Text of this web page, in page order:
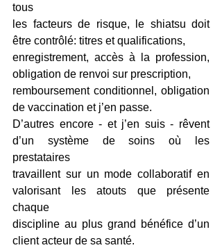
tous
les facteurs de risque, le shiatsu doit
être contrôlé: titres et qualifications,
enregistrement, accès à la profession,
obligation de renvoi sur prescription,
remboursement conditionnel, obligation
de vaccination et j’en passe.
D’autres encore - et j’en suis - rêvent
d’un système de soins où les
prestataires
travaillent sur un mode collaboratif en
valorisant les atouts que présente
chaque
discipline au plus grand bénéfice d’un
client acteur de sa santé.